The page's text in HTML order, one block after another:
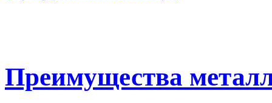
Преимущества